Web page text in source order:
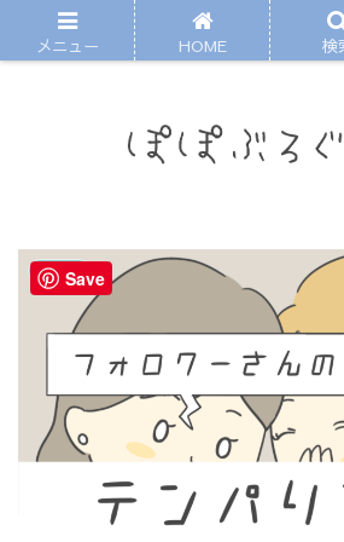
まんが
メニュー HOME 検
Save